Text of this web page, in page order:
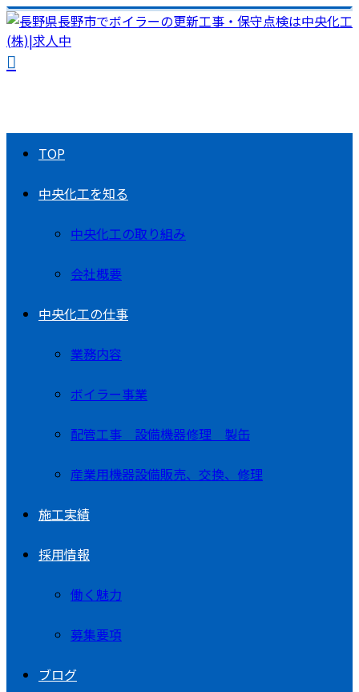
TOP
中央化工を知る
中央化工の取り組み
会社概要
中央化工の仕事
業務内容
ボイラー事業
配管工事 設備機器修理 製缶
産業用機器設備販売、交換、修理
施工実績
採用情報
働く魅力
募集要項
ブログ